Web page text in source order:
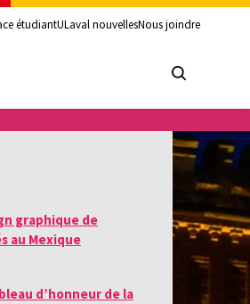
étudiantULaval nouvellesNous joindre
graphique de
au Mexique
d’honneur de la